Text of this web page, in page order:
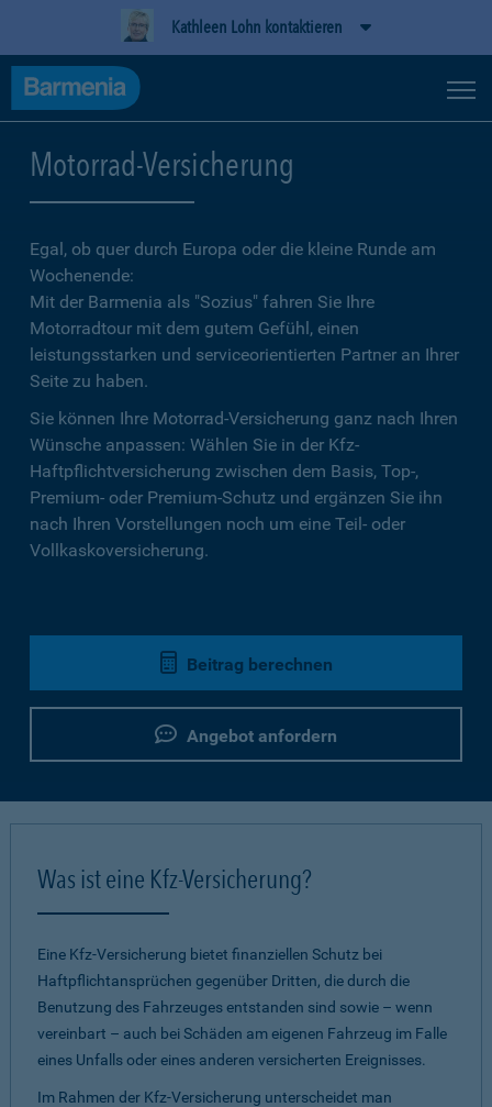
Kathleen Lohn kontaktieren
Motorrad-Versicherung
Egal, ob quer durch Europa oder die kleine Runde am
Wochenende:
Mit der Barmenia als "Sozius" fahren Sie Ihre
Motorradtour mit dem gutem Gefühl, einen
leistungsstarken und serviceorientierten Partner an Ihrer
Seite zu haben.
Sie können Ihre Motorrad-Versicherung ganz nach Ihren
Wünsche anpassen: Wählen Sie in der Kfz-
Haftpflichtversicherung zwischen dem Basis, Top-,
Premium- oder Premium-Schutz und ergänzen Sie ihn
nach Ihren Vorstellungen noch um eine Teil- oder
Vollkaskoversicherung.
Beitrag berechnen
Angebot anfordern
Was ist eine Kfz-Versicherung?
Eine Kfz-Versicherung bietet finanziellen Schutz bei
Haftpflichtansprüchen gegenüber Dritten, die durch die
Benutzung des Fahrzeuges entstanden sind sowie – wenn
vereinbart – auch bei Schäden am eigenen Fahrzeug im Falle
eines Unfalls oder eines anderen versicherten Ereignisses.
Im Rahmen der Kfz-Versicherung unterscheidet man